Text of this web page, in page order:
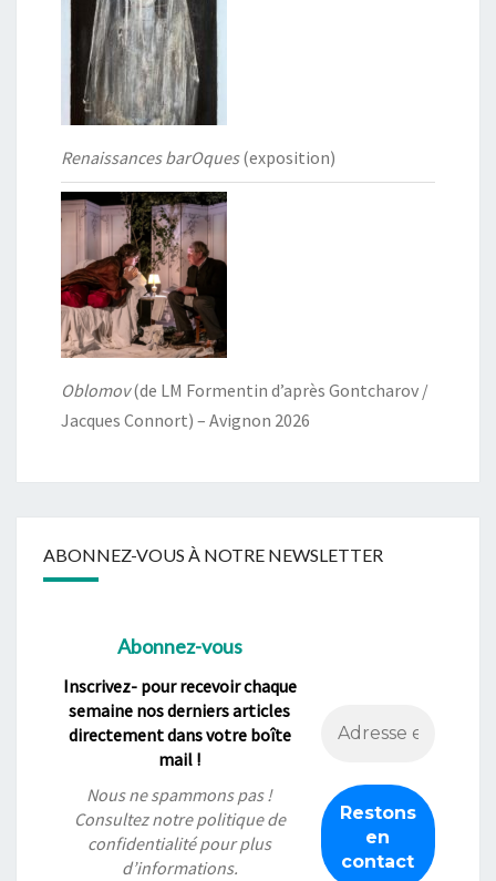
Renaissances barOques(exposition)
Oblomov(de LM Formentin d’après Gontcharov /
Jacques Connort) – Avignon 2026
ABONNEZ-VOUS À NOTRE NEWSLETTER
Abonnez-vous
Inscrivez- pour recevoir chaque
semaine nos derniers articles
directement dans votre boîte
mail !
Nous ne spammons pas !
Consultez notrepolitique de
confidentialitépour plus
d’informations.